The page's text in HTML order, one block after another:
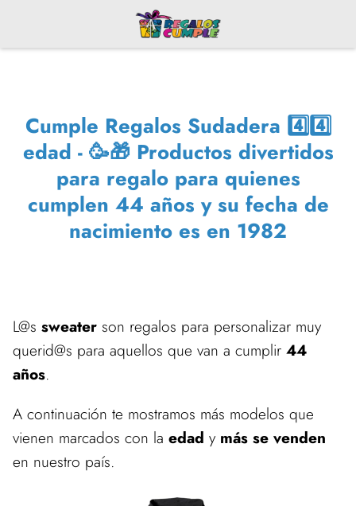
Cumple Regalos Sudadera 4️⃣4️⃣
edad - 🥳🎁 Productos divertidos
para regalo para quienes
cumplen 44 años y su fecha de
nacimiento es en 1982
L@s sweater son regalos para personalizar muy
querid@s para aquellos que van a cumplir 44
años.
A continuación te mostramos más modelos que
vienen marcados con la edad y más se venden
en nuestro país.